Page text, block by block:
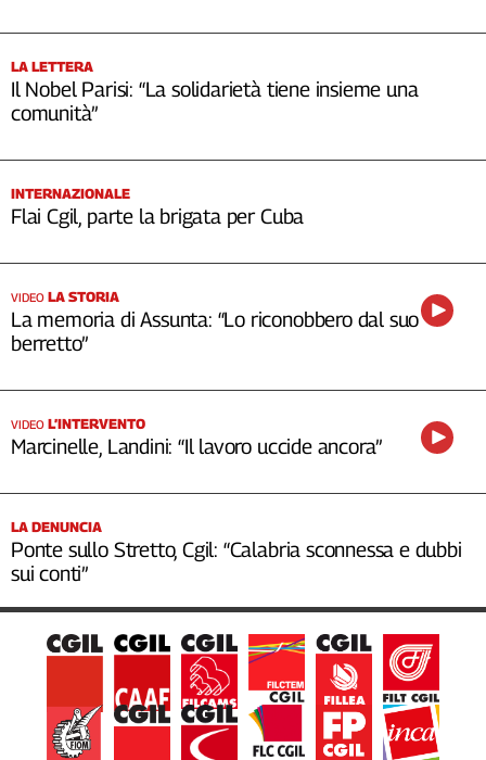
LA LETTERA
Il Nobel Parisi: “La solidarietà tiene insieme una
comunità”
INTERNAZIONALE
Flai Cgil, parte la brigata per Cuba
VIDEO LA STORIA
La memoria di Assunta: “Lo riconobbero dal suo
berretto”
VIDEO L’INTERVENTO
Marcinelle, Landini: “Il lavoro uccide ancora”
LA DENUNCIA
Ponte sullo Stretto, Cgil: “Calabria sconnessa e dubbi
sui conti”